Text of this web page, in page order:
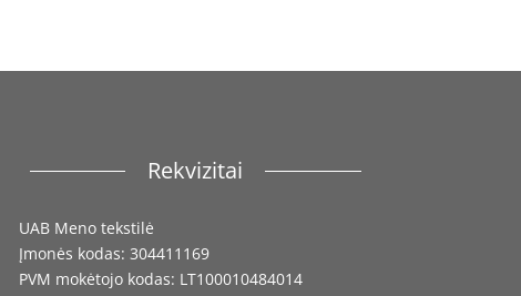
Rekvizitai
UAB Meno tekstilė
Įmonės kodas: 304411169
PVM mokėtojo kodas: LT100010484014